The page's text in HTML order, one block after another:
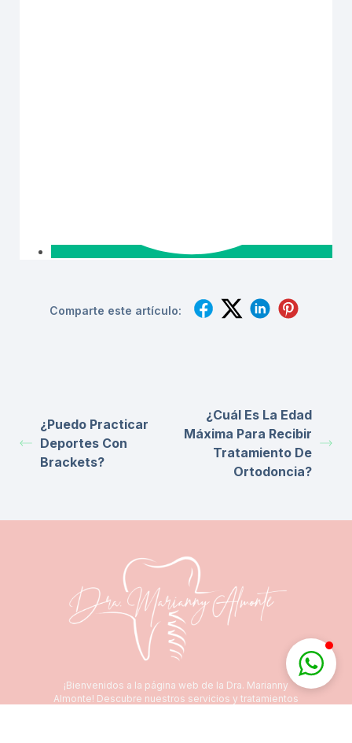
Comparte este artículo:
¿Puedo Practicar
Deportes Con
Brackets?
¿Cuál Es La Edad
Máxima Para Recibir
Tratamiento De
Ortodoncia?
¡Bienvenidos a la página web de la Dra. Marianny
Almonte! Descubre nuestros servicios y tratamientos